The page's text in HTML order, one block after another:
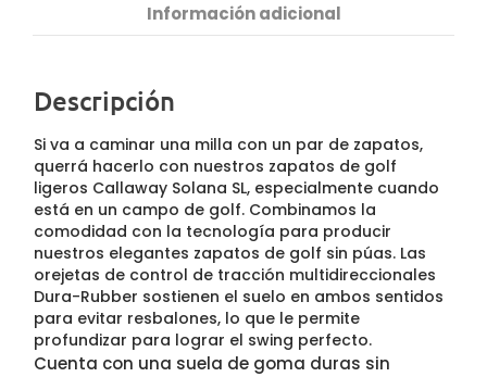
Información adicional
Descripción
Si va a caminar una milla con un par de zapatos,
querrá hacerlo con nuestros zapatos de golf
ligeros Callaway Solana SL, especialmente cuando
está en un campo de golf. Combinamos la
comodidad con la tecnología para producir
nuestros elegantes zapatos de golf sin púas. Las
orejetas de control de tracción multidireccionales
Dura-Rubber sostienen el suelo en ambos sentidos
para evitar resbalones, lo que le permite
profundizar para lograr el swing perfecto.
Cuenta con una suela de goma duras sin